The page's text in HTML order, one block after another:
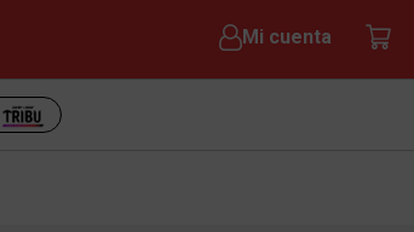
Mi cuenta